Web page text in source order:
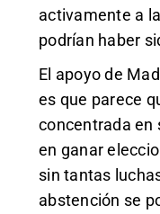
activamente a
podrían haber
El apoyo de
es que parece
concentrada en
en ganar
sin tantas
abstención se